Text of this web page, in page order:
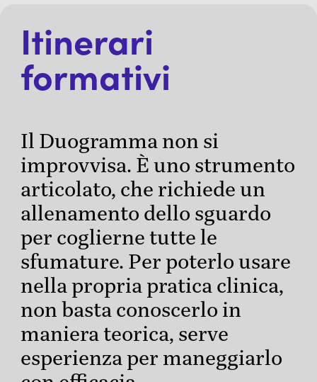
Itinerari
formativi
Il Duogramma non si
improvvisa. È uno strumento
articolato, che richiede un
allenamento dello sguardo
per coglierne tutte le
sfumature. Per poterlo usare
nella propria pratica clinica,
non basta conoscerlo in
maniera teorica, serve
esperienza per maneggiarlo